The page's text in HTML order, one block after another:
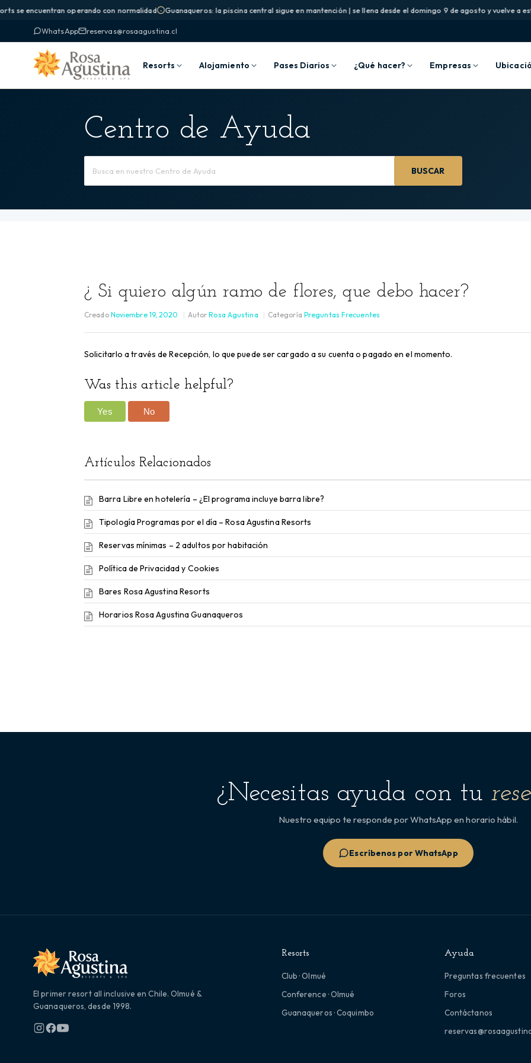
se encuentran operando con normalidad Guanaqueros: la piscina central sigue en mantención | se llena desde el domingo 9 de agosto y vuelve a
WhatsApp reservas@rosaagustina.cl
Resorts Alojamiento Pases Diarios ¿Qué hacer? Empresas
Centro de Ayuda
por
BUSCAR
¿ Si quiero algún ramo de flores, que debo hacer?
Creado Noviembre 19, 2020 Autor Rosa Agustina Categoría Preguntas Frecuentes
Solicitarlo a través de Recepción, lo que puede ser cargado a su cuenta o pagado en el momento.
Was this article helpful?
Yes No
Artículos Relacionados
Barra Libre en hotelería – ¿El programa incluye barra libre?
Tipología Programas por el día – Rosa Agustina Resorts
Reservas mínimas – 2 adultos por habitación
Política de Privacidad y Cookies
Bares Rosa Agustina Resorts
Horarios Rosa Agustina Guanaqueros
¿Necesitas ayuda con tu
Nuestro equipo te responde por WhatsApp en horario hábil.
Escríbenos por WhatsApp
El primer resort all inclusive en Chile. Olmué &
Guanaqueros, desde 1998.
Resorts
Club · Olmué
Conference · Olmué
Guanaqueros · Coquimbo
Ayuda
Preguntas frecuentes
Foros
Contáctanos